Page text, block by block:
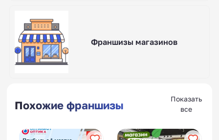
Франшизы магазинов
Похожие франшизы
Показать
все